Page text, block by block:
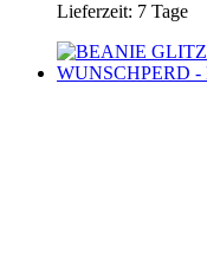
Lieferzeit: 7 Tage